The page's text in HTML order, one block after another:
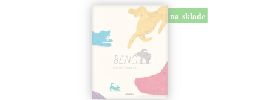
na sklade